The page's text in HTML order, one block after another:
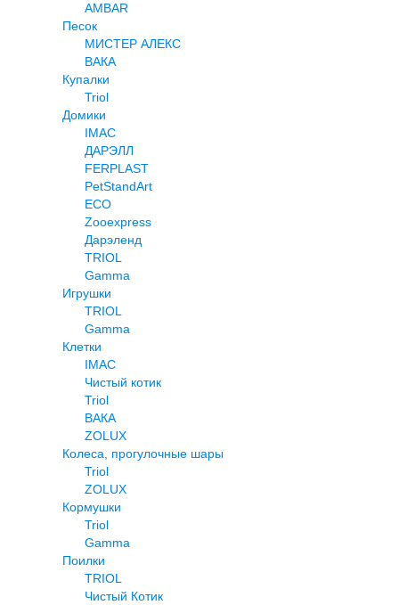
AMBAR
Песок
МИСТЕР АЛЕКС
ВАКА
Купалки
Triol
Домики
IMAC
ДАРЭЛЛ
FERPLAST
PetStandArt
ECO
Zooexpress
Дарэленд
TRIOL
Gamma
Игрушки
TRIOL
Gamma
Клетки
IMAC
Чистый котик
Triol
ВАКА
ZOLUX
Колеса, прогулочные шары
Triol
ZOLUX
Кормушки
Triol
Gamma
Поилки
TRIOL
Чистый Котик